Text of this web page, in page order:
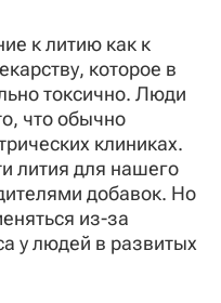
к литию как к
которое в
токсично. Люди
что обычно
клиниках.
лития для нашего
добавок. Но
из-за
у людей в развитых